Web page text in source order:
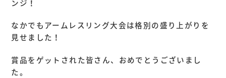
ンジ！
なかでもアームレスリング大会は格別の盛り上がりを
見せました！
賞品をゲットされた皆さん、おめでとうございまし
た。